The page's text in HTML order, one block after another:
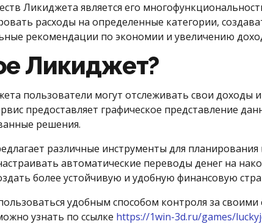
Ликиджета является его
расходы на определенные категории,
рекомендации по экономии и увеличению
Ликиджет?
пользователи могут отслеживать свои доходы
предоставляет графическое представление
решения.
различные инструменты для
автоматические переводы денег на
более устойчивую и удобную финансовую
удобным способом контроля за
узнать по ссылке https://1win-3d.ru/games/